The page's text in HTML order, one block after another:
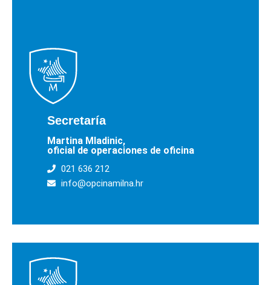
Secretaría
Martina Mladinic,
oficial de operaciones de oficina
021 636 212
info@opcinamilna.hr